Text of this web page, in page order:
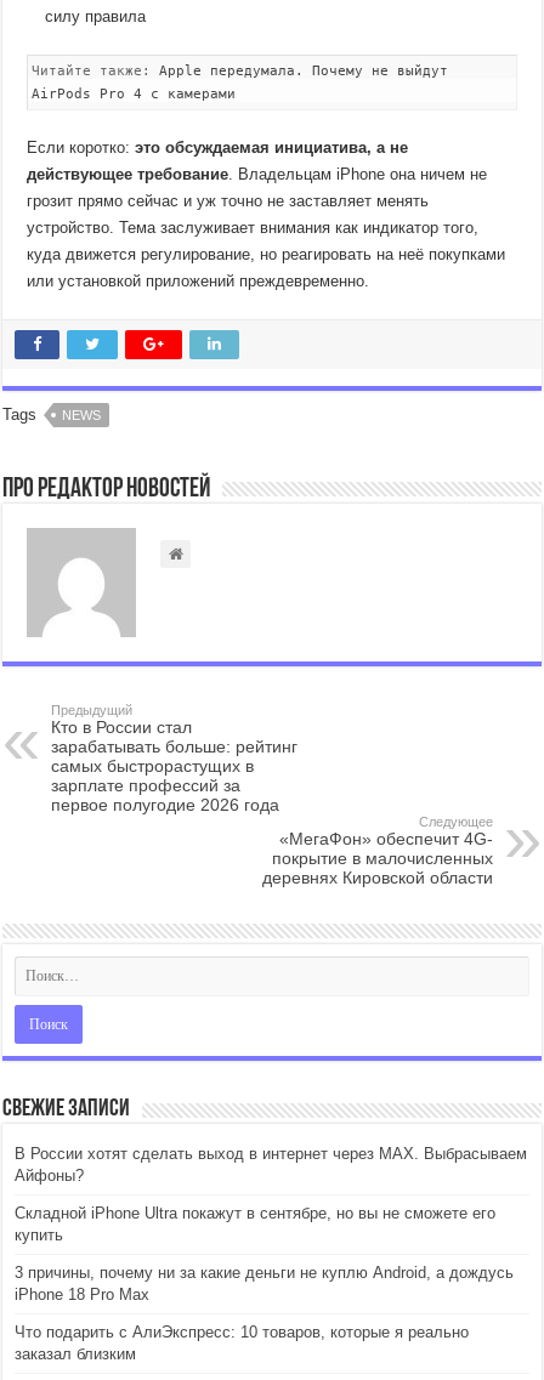
силу правила
Читайте также:Apple передумала. Почему не выйдут
AirPods Pro 4 с камерами
Если коротко:это обсуждаемая инициатива, а не
действующее требование . Владельцам iPhone она ничем не
грозит прямо сейчас и уж точно не заставляет менять
устройство. Тема заслуживает внимания как индикатор того,
куда движется регулирование, но реагировать на неё покупками
или установкой приложений преждевременно.
Tags NEWS
Про Редактор Новостей
Предыдущий
Кто в России стал
зарабатывать больше: рейтинг
самых быстрорастущих в
зарплате профессий за
первое полугодие 2026 года
Следующее
«МегаФон» обеспечит 4G-
покрытие в малочисленных
деревнях Кировской области
Свежие записи
В России хотят сделать выход в интернет через MAX. Выбрасываем
Айфоны?
Складной iPhone Ultra покажут в сентябре, но вы не сможете его
купить
3 причины, почему ни за какие деньги не куплю Android, а дождусь
iPhone 18 Pro Max
Что подарить с АлиЭкспресс: 10 товаров, которые я реально
заказал близким